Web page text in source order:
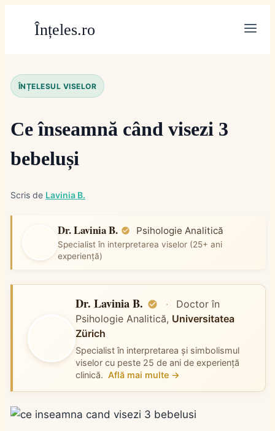
Înțeles.ro
ÎNȚELESUL VISELOR
Ce înseamnă când visezi 3
bebeluși
Scris de Lavinia B.
Dr. Lavinia B. Psihologie Analitică
Specialist în interpretarea viselor (25+ ani
experiență)
Dr. Lavinia B. ·
Doctor în
Psihologie Analitică, Universitatea
Zürich
Specialist în interpretarea și simbolismul
viselor cu peste 25 de ani de experiență
clinică. Află mai multe →